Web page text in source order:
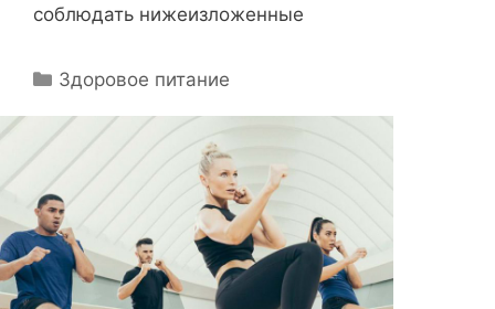
соблюдать нижеизложенные
Р
б
и
к
и
Здоровое питание